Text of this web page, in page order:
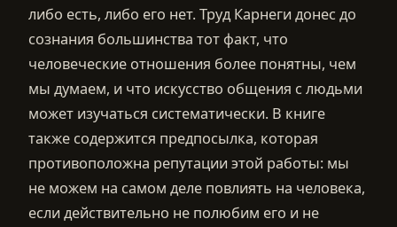
либо есть, либо его нет. Труд Карнеги донес до
сознания большинства тот факт, что
человеческие отношения более понятны, чем
мы думаем, и что искусство общения с людьми
может изучаться систематически. В книге
также содержится предпосылка, которая
противоположна репутации этой работы: мы
не можем на самом деле повлиять на человека,
если действительно не полюбим его и не